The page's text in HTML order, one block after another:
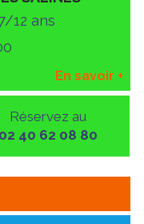
12 ans
En savoir +
Réservez au
02 40 62 08 80